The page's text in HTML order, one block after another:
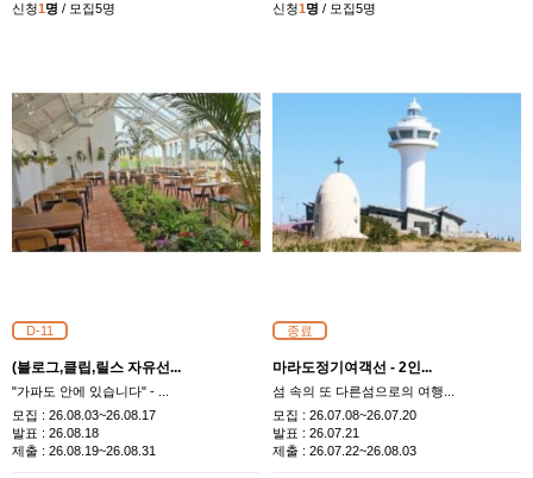
신청1명 / 모집5명 신청1명 / 모집5명
D-11
(블로그,클립,릴스 자유선...
"가파도 안에 있습니다" - ...
모집 : 26.08.03~26.08.17
발표 : 26.08.18
제출 : 26.08.19~26.08.31
종료
마라도정기여객선 - 2인...
섬 속의 또 다른섬으로의 여행...
모집 : 26.07.08~26.07.20
발표 : 26.07.21
제출 : 26.07.22~26.08.03